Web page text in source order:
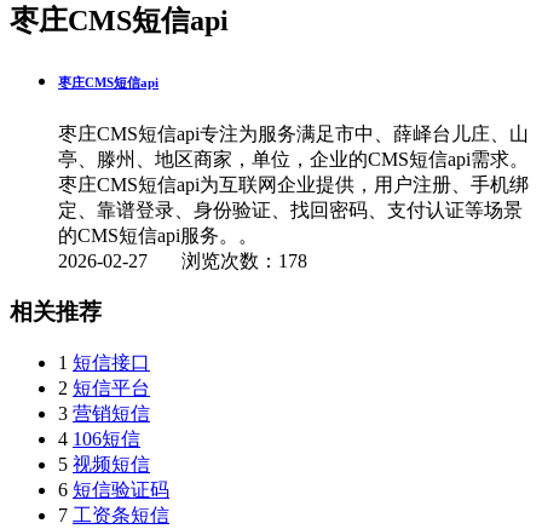
枣庄CMS短信api
枣庄CMS短信api
枣庄CMS短信api专注为服务满足市中、薛峄台儿庄、山
亭、滕州、地区商家，单位，企业的CMS短信api需求。
枣庄CMS短信api为互联网企业提供，用户注册、手机绑
定、靠谱登录、身份验证、找回密码、支付认证等场景
的CMS短信api服务。。
2026-02-27 浏览次数：178
相关推荐
1 短信接口
2 短信平台
3 营销短信
4 106短信
5 视频短信
6 短信验证码
7 工资条短信